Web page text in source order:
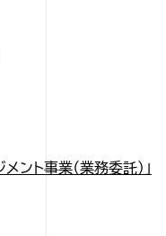
ント事業（業務委託）」